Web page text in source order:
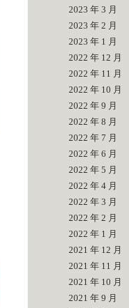
2023 年 3 月
2023 年 2 月
2023 年 1 月
2022 年 12 月
2022 年 11 月
2022 年 10 月
2022 年 9 月
2022 年 8 月
2022 年 7 月
2022 年 6 月
2022 年 5 月
2022 年 4 月
2022 年 3 月
2022 年 2 月
2022 年 1 月
2021 年 12 月
2021 年 11 月
2021 年 10 月
2021 年 9 月